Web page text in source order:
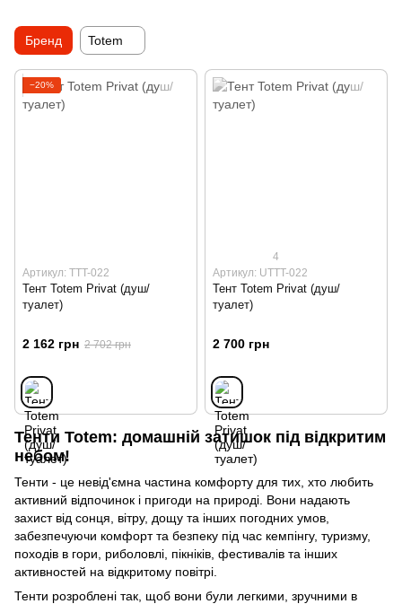
Бренд Totem
−20%
Артикул: TTT-022
Тент Totem Privat (душ/
туалет)
2 162 грн 2 702 грн
4
Артикул: UTTT-022
Тент Totem Privat (душ/
туалет)
2 700 грн
Тенти Totem: домашній затишок під відкритим
небом!
Тенти - це невід'ємна частина комфорту для тих, хто любить
активний відпочинок і пригоди на природі. Вони надають
захист від сонця, вітру, дощу та інших погодних умов,
забезпечуючи комфорт та безпеку під час кемпінгу, туризму,
походів в гори, риболовлі, пікніків, фестивалів та інших
активностей на відкритому повітрі.
Тенти розроблені так, щоб вони були легкими, зручними в